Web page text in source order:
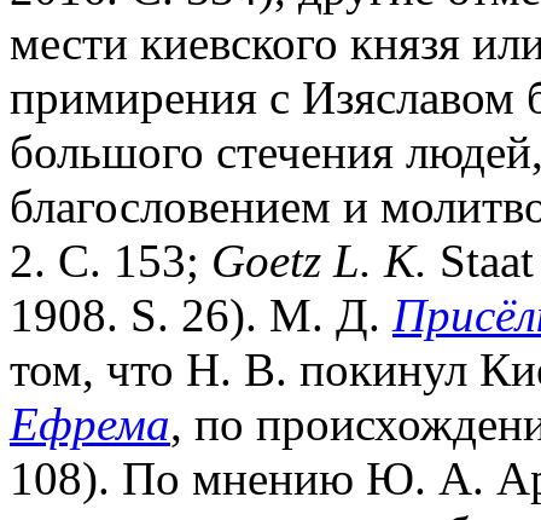
мести киевского князя
примирения с Изяславом
большого стечения
благословением и
2. С. 153; Goetz L. K.
1908. S. 26). М. Д.
том, что Н. В. покинул
Ефрема, по
108). По мнению Ю. А.